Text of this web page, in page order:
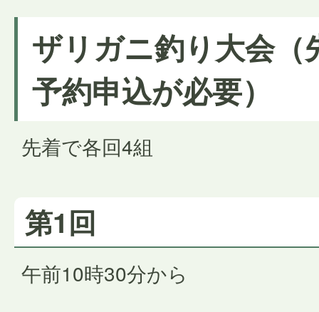
ザリガニ釣り大会（
予約申込が必要）
先着で各回4組
第1回
午前10時30分から